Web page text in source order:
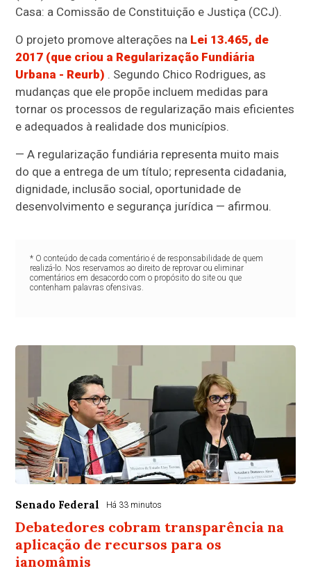
Casa: a Comissão de Constituição e Justiça (CCJ).
O projeto promove alterações na Lei 13.465, de
2017 (que criou a Regularização Fundiária
Urbana - Reurb) . Segundo Chico Rodrigues, as
mudanças que ele propõe incluem medidas para
tornar os processos de regularização mais eficientes
e adequados à realidade dos municípios.
— A regularização fundiária representa muito mais
do que a entrega de um título; representa cidadania,
dignidade, inclusão social, oportunidade de
desenvolvimento e segurança jurídica — afirmou.
* O conteúdo de cada comentário é de responsabilidade de quem
realizá-lo. Nos reservamos ao direito de reprovar ou eliminar
comentários em desacordo com o propósito do site ou que
contenham palavras ofensivas.
Senado Federal Há 33 minutos
Debatedores cobram transparência na
aplicação de recursos para os
ianomâmis